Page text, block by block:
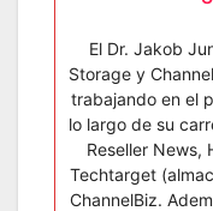
El Dr. Jakob
Storage y
trabajando en el
lo largo de su
Reseller News,
Techtarget
ChannelBiz.